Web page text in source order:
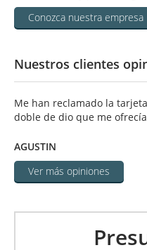
Conozca nuestra empresa
Nuestros clientes
Me han reclamado la
doble de dio que me
AGUSTIN
Ver más opiniones